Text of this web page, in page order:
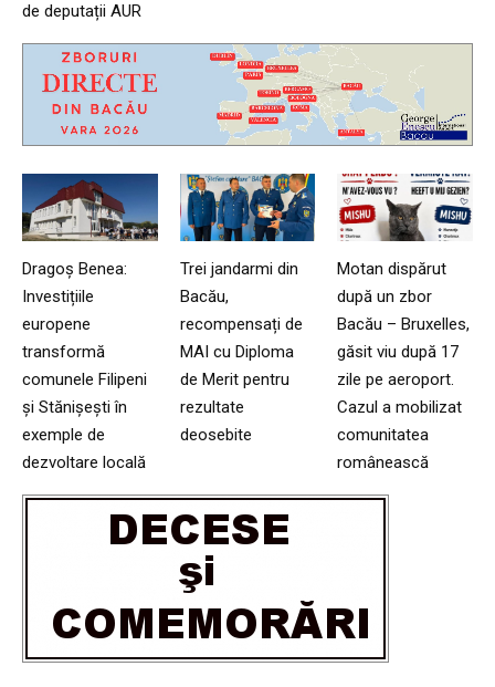
de deputații AUR
Dragoș Benea:
Investițiile
europene
transformă
comunele Filipeni
și Stănișești în
exemple de
dezvoltare locală
Trei jandarmi din
Bacău,
recompensați de
MAI cu Diploma
de Merit pentru
rezultate
deosebite
Motan dispărut
după un zbor
Bacău – Bruxelles,
găsit viu după 17
zile pe aeroport.
Cazul a mobilizat
comunitatea
românească